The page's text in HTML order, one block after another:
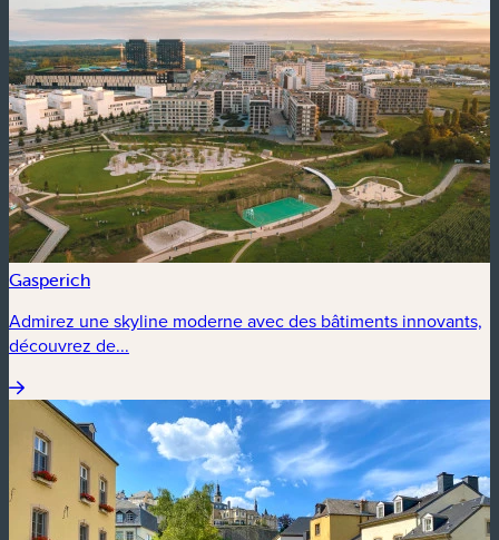
Gasperich
Admirez une skyline moderne avec des bâtiments innovants,
découvrez de...